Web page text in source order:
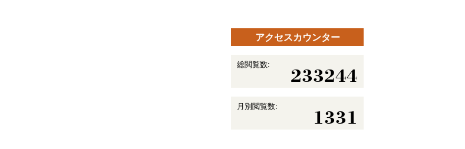
アクセスカウンター
233244
総閲覧数:
1331
月別閲覧数: